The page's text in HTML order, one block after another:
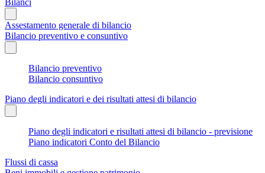
Assestamento generale di bilancio
Bilancio preventivo e consuntivo
Bilancio preventivo
Bilancio consuntivo
Piano degli indicatori e dei risultati attesi di bilancio
Piano degli indicatori e risultati attesi di bilancio - previsione
Piano indicatori Conto del Bilancio
Flussi di cassa